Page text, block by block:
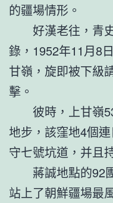
的疆場情形。
好漢老往，青史
錄，1952年11月8
甘嶺，旋即被下級
擊。
彼時，上甘嶺
地步，該窪地4個
守七號坑道，并且
蔣誠地點的92團
站上了朝鮮疆場最